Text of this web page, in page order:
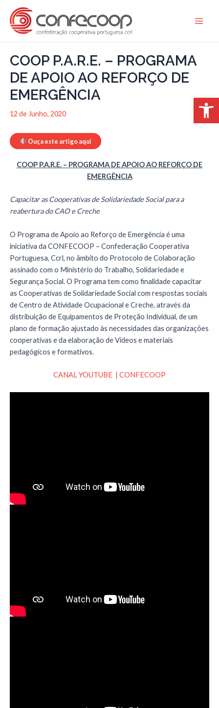
content
COOP P.A.R.E. – PROGRAMA
DE APOIO AO REFORÇO DE
EMERGÊNCIA
12 de Junho, 2020
Ouça este artigo aqui
COOP P.A.R.E. – PROGRAMA DE APOIO AO REFORÇO DE
EMERGÊNCIA
Capacitar as Cooperativas de Solidariedade Social para a
reabertura do CAO e Creche
O Programa de Apoio ao Reforço de Emergência é uma
iniciativa da CONFECOOP – Confederação Cooperativa
Portuguesa, Ccrl, no âmbito do Protocolo de Colaboração
assinado com o Ministério do Trabalho, Solidariedade e
Segurança Social. O Programa tem como finalidade capacitar
as Cooperativas de Solidariedade Social com respostas sociais
de Centro de Atividade Ocupacional e Creche, através da
distribuição de Equipamentos de Proteção Individual, de um
plano de formação ajustado às necessidades das organizações
cooperativas e da elaboração de Videos e materiais
pedagógicos e formativos.
CANAL YOUTUBE | CONFECOOP